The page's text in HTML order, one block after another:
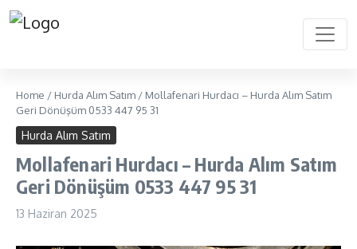
Home / Hurda Alım Satım / Mollafenari Hurdacı – Hurda Alım Satım
Geri Dönüşüm 0533 447 95 31
Hurda Alım Satım
Mollafenari Hurdacı – Hurda Alım Satım
Geri Dönüşüm 0533 447 95 31
13 Haziran 2025